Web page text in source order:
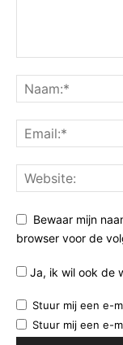
Bewaar mijn
browser voor de
Ja, ik wil ook de
Stuur mij een e-
Stuur mij een e-